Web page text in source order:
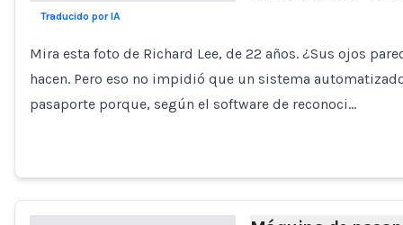
Traducido por IA
Mira esta foto de Richard Lee, de 22 años. ¿Sus ojos
hacen. Pero eso no impidió que un sistema
pasaporte porque, según el software de reconoci…